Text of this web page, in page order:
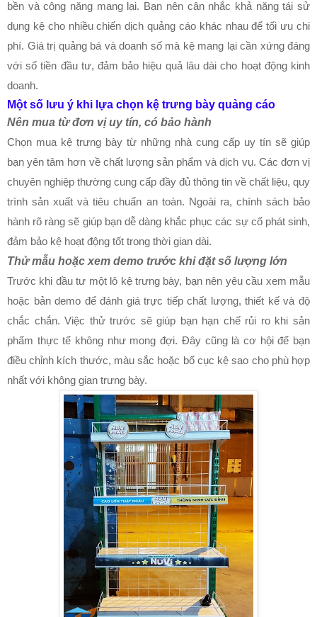
bền và công năng mang lại. Bạn nên cân nhắc khả năng tái sử
dụng kệ cho nhiều chiến dịch quảng cáo khác nhau để tối ưu chi
phí. Giá trị quảng bá và doanh số mà kệ mang lại cần xứng đáng
với số tiền đầu tư, đảm bảo hiệu quả lâu dài cho hoạt động kinh
doanh.
Một số lưu ý khi lựa chọn kệ trưng bày quảng cáo
Nên mua từ đơn vị uy tín, có bảo hành
Chọn mua kệ trưng bày từ những nhà cung cấp uy tín sẽ giúp
bạn yên tâm hơn về chất lượng sản phẩm và dịch vụ. Các đơn vị
chuyên nghiệp thường cung cấp đầy đủ thông tin về chất liệu, quy
trình sản xuất và tiêu chuẩn an toàn. Ngoài ra, chính sách bảo
hành rõ ràng sẽ giúp bạn dễ dàng khắc phục các sự cố phát sinh,
đảm bảo kệ hoạt động tốt trong thời gian dài.
Thử mẫu hoặc xem demo trước khi đặt số lượng lớn
Trước khi đầu tư một lô kệ trưng bày, bạn nên yêu cầu xem mẫu
hoặc bản demo để đánh giá trực tiếp chất lượng, thiết kế và độ
chắc chắn. Việc thử trước sẽ giúp bạn hạn chế rủi ro khi sản
phẩm thực tế không như mong đợi. Đây cũng là cơ hội để bạn
điều chỉnh kích thước, màu sắc hoặc bố cục kệ sao cho phù hợp
nhất với không gian trưng bày.